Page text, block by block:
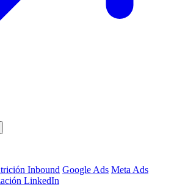
Inbound Google Ads Meta Ads
LinkedIn